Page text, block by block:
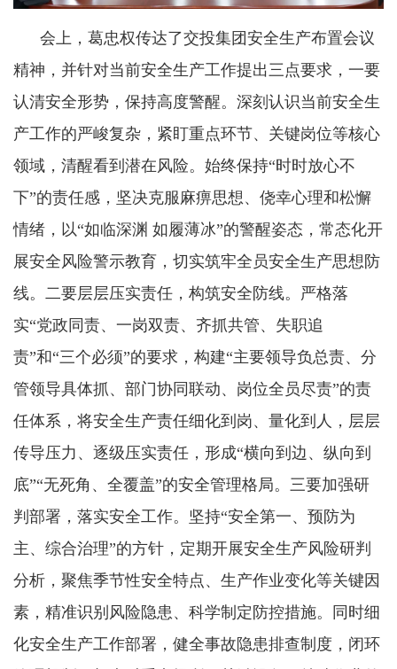
会上，葛忠权传达了交投集团安全生产布置会议
精神，并针对当前安全生产工作提出三点要求，一要
认清安全形势，保持高度警醒。深刻认识当前安全生
产工作的严峻复杂，紧盯重点环节、关键岗位等核心
领域，清醒看到潜在风险。始终保持“时时放心不
下”的责任感，坚决克服麻痹思想、侥幸心理和松懈
情绪，以“如临深渊 如履薄冰”的警醒姿态，常态化开
展安全风险警示教育，切实筑牢全员安全生产思想防
线。二要层层压实责任，构筑安全防线。严格落
实“党政同责、一岗双责、齐抓共管、失职追
责”和“三个必须”的要求，构建“主要领导负总责、分
管领导具体抓、部门协同联动、岗位全员尽责”的责
任体系，将安全生产责任细化到岗、量化到人，层层
传导压力、逐级压实责任，形成“横向到边、纵向到
底”“无死角、全覆盖”的安全管理格局。三要加强研
判部署，落实安全工作。坚持“安全第一、预防为
主、综合治理”的方针，定期开展安全生产风险研判
分析，聚焦季节性安全特点、生产作业变化等关键因
素，精准识别风险隐患、科学制定防控措施。同时细
化安全生产工作部署，健全事故隐患排查制度，闭环